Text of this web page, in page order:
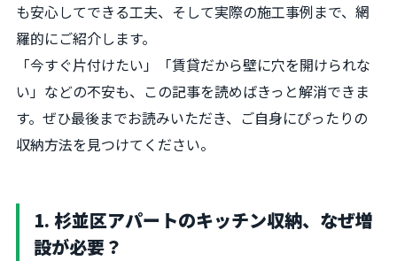
も安心してできる工夫、そして実際の施工事例まで、網
羅的にご紹介します。
「今すぐ片付けたい」「賃貸だから壁に穴を開けられな
い」などの不安も、この記事を読めばきっと解消できま
す。ぜひ最後までお読みいただき、ご自身にぴったりの
収納方法を見つけてください。
1. 杉並区アパートのキッチン収納、なぜ増
設が必要？